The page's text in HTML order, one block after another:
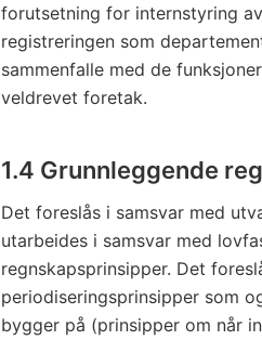
forutsetning for internstyring
registreringen som
sammenfalle med de
veldrevet foretak.
1.4 Grunnleggende
Det foreslås i samsvar med
utarbeides i samsvar med
regnskapsprinsipper. Det
periodiseringsprinsipper som
bygger på (prinsipper om når